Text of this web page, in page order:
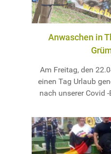
Anwaschen in
Am Freitag, den
einen Tag Urlaub
nach unserer Covid